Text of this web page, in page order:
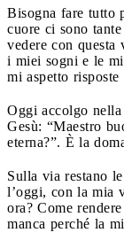
Bisogna fare tutto
cuore ci sono
vedere con
i miei sogni e le
mi aspetto
Oggi accolgo nella
Gesù: “Maestro
eterna?”. È la
Sulla via restano
l’oggi, con la mia
ora? Come
manca perché la